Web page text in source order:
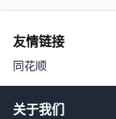
友情链接
同花顺
关于我们